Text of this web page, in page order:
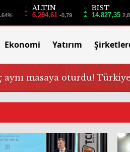
ALTIN
6.294,61 -0,79
BIST
14.827,35
Ekonomi Yatırım
aynı masaya oturdu!